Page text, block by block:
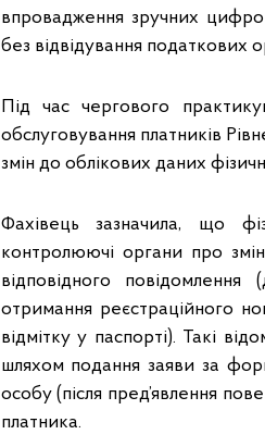
впровадження зручних
без відвідування податкових
Під час чергового
обслуговування платників
змін до облікових даних
Фахівець зазначила, що
контролюючі органи про
відповідного повідомлення
отримання реєстраційного
відмітку у паспорті). Такі
шляхом подання заяви за
особу (після пред’явлення
платника.